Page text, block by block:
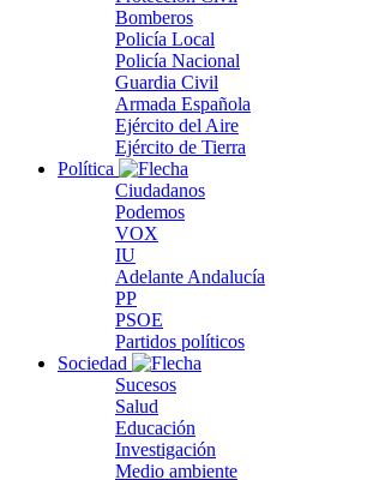
Bomberos
Policía Local
Policía Nacional
Guardia Civil
Armada Española
Ejército del Aire
Ejército de Tierra
Política
Ciudadanos
Podemos
VOX
IU
Adelante Andalucía
PP
PSOE
Partidos políticos
Sociedad
Sucesos
Salud
Educación
Investigación
Medio ambiente